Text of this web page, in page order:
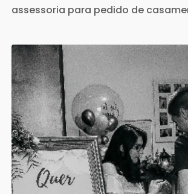
assessoria para pedido de